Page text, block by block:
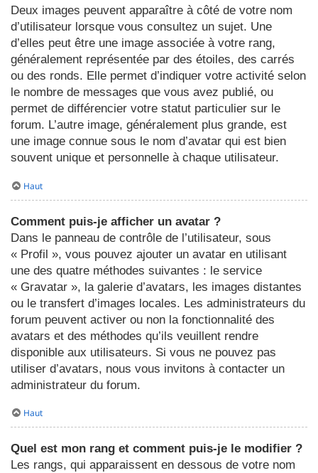
Deux images peuvent apparaître à côté de votre nom
d’utilisateur lorsque vous consultez un sujet. Une
d’elles peut être une image associée à votre rang,
généralement représentée par des étoiles, des carrés
ou des ronds. Elle permet d’indiquer votre activité selon
le nombre de messages que vous avez publié, ou
permet de différencier votre statut particulier sur le
forum. L’autre image, généralement plus grande, est
une image connue sous le nom d’avatar qui est bien
souvent unique et personnelle à chaque utilisateur.
Haut
Comment puis-je afficher un avatar ?
Dans le panneau de contrôle de l’utilisateur, sous
« Profil », vous pouvez ajouter un avatar en utilisant
une des quatre méthodes suivantes : le service
« Gravatar », la galerie d’avatars, les images distantes
ou le transfert d’images locales. Les administrateurs du
forum peuvent activer ou non la fonctionnalité des
avatars et des méthodes qu’ils veuillent rendre
disponible aux utilisateurs. Si vous ne pouvez pas
utiliser d’avatars, nous vous invitons à contacter un
administrateur du forum.
Haut
Quel est mon rang et comment puis-je le modifier ?
Les rangs, qui apparaissent en dessous de votre nom